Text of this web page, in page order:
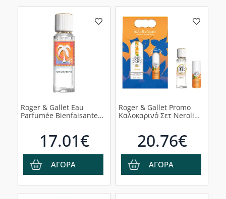
Roger & Gallet Eau
Parfumée Bienfaisante
17.01€
ΑΓΟΡΑ
Roger & Gallet Promo
Καλοκαρινό Σετ Neroli
Perfume 5g
20.76€
ΑΓΟΡΑ